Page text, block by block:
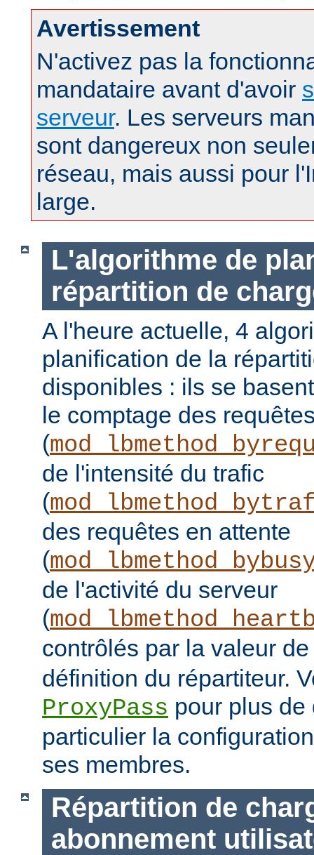
Avertissement
N'activez pas la
mandataire avant d'avoir
serveur. Les serveurs
sont dangereux non
réseau, mais aussi pour
large.
L'algorithme de
répartition de
A l'heure actuelle, 4
planification de la
disponibles : ils se
le comptage des
(
de l'intensité du trafic
(
des requêtes en attente
(
de l'activité du serveur
(
contrôlés par la valeur
définition du répartiteur.
ProxyPass pour plus de
particulier la
ses membres.
Répartition de
abonnement